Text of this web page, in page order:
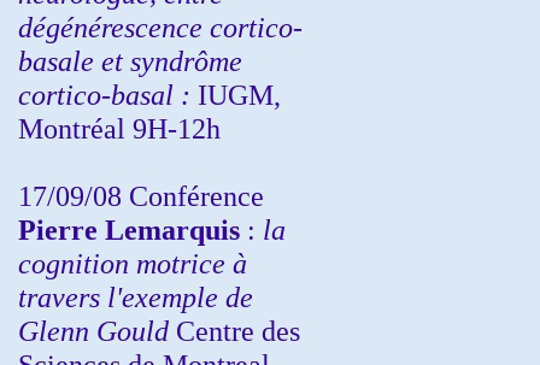
dégénérescence cortico-
basale et syndrôme
cortico-basal : IUGM,
Montréal 9H-12h
17/09/08 Conférence
Pierre Lemarquis : la
cognition motrice à
travers l'exemple de
Glenn Gould Centre des